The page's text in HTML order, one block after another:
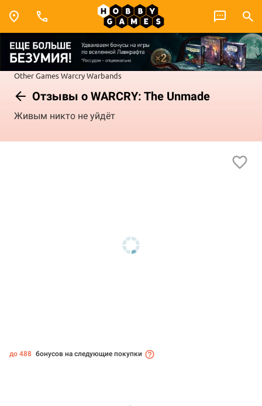
Other GamesWarcryWarbands
Отзывы о WARCRY: The Unmade
Живым никто не уйдёт
до 488 бонусов на следующие покупки